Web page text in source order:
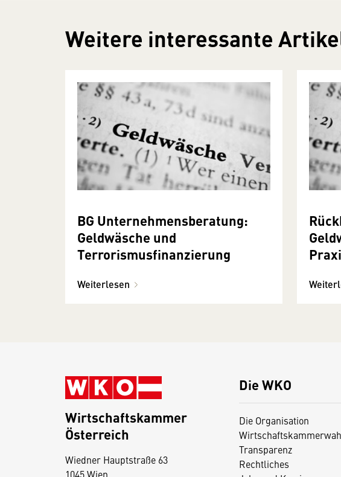
Weitere interessante
BG Unternehmensberatung:
Geldwäsche und
Terrorismusfinanzierung
Weiterlesen
13.
Die WKO
Die Organisation
Transparenz
Rechtliches
Wirtschaftskammer
Österreich
Wiedner Hauptstraße 63
1045 Wien